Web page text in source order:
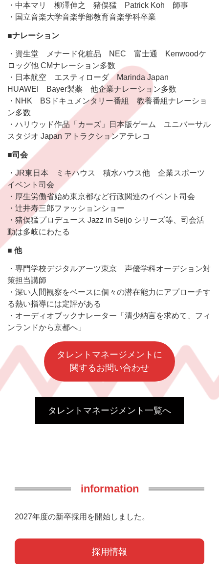
・中本マリ 柳澤伸之 猪俣猛 Patrick Koh 師事
・国立音楽大学音楽学部教育音楽学科卒業
■ナレーション
・資生堂 メナード化粧品 NEC 富士通 Kenwoodケ
ロッグ他 CMナレーション多数
・日本航空 エスティローダ Marinda Japan
HUAWEI Bayer製薬 他企業ナレーション多数
・NHK BSドキュメンタリー番組 教養番組ナレーショ
ン多数
・ハリウッド作品「カーズ」日本版ゲーム ユニバーサル
スタジオ Japan アトラクションアテレコ
■司会
・JR東日本 ミキハウス 積水ハウス他 企業スポーツ
イベント司会
・厚生労働省始め東京都など行政関連のイベント司会
・辻井寿三郎ファッションショー
・猪俣猛プロデュース Jazz in Seijo シリーズ等、司会活
動は多岐にわたる
■ 他
・専門学校デジタルアーツ東京 声優学科オーデション対
策担当講師
・深い人間観察をベースに個々の潜在能力にアプローチす
る熱い指導には定評がある
・オーディオブックナレーター「清少納言を求めて、フィ
ンランドから京都へ」
タレントマネージメントに
関するお問い合わせ
タレントマネージメント一覧へ
information
2027年度の新卒採用を開始しました。
採用情報